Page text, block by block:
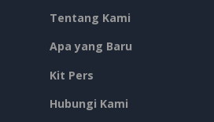
Tentang Kami
Apa yang Baru
Kit Pers
Hubungi Kami